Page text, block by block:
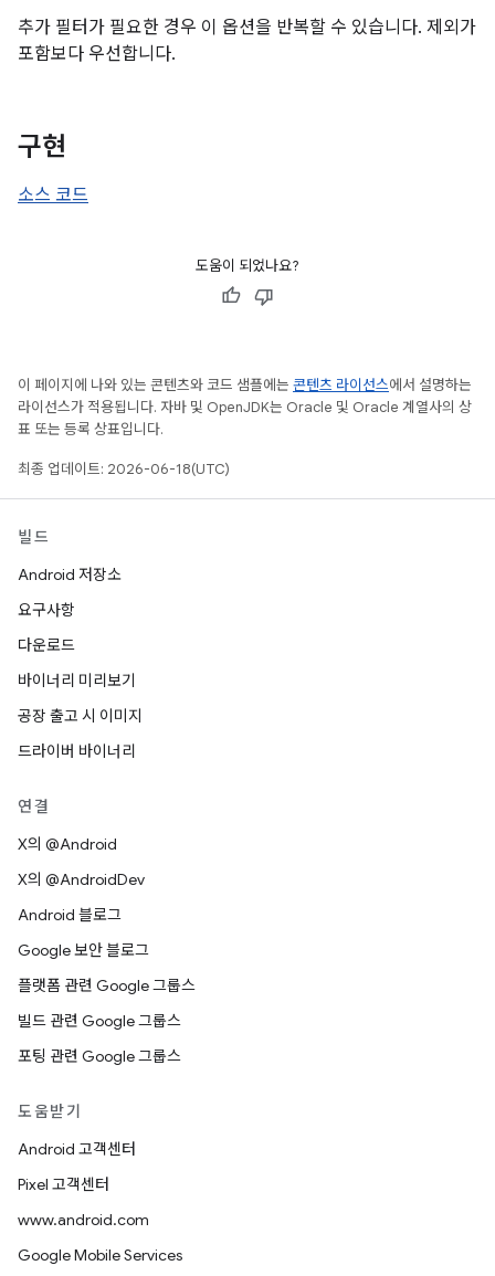
추가 필터가 필요한 경우 이 옵션을 반복할 수 있습니다. 제외가
포함보다 우선합니다.
구현
소스 코드
도움이 되었나요?
이 페이지에 나와 있는 콘텐츠와 코드 샘플에는 콘텐츠 라이선스에서 설명하는
라이선스가 적용됩니다. 자바 및 OpenJDK는 Oracle 및 Oracle 계열사의 상
표 또는 등록 상표입니다.
최종 업데이트: 2026-06-18(UTC)
빌드
Android 저장소
요구사항
다운로드
바이너리 미리보기
공장 출고 시 이미지
드라이버 바이너리
연결
X의 @Android
X의 @AndroidDev
Android 블로그
Google 보안 블로그
플랫폼 관련 Google 그룹스
빌드 관련 Google 그룹스
포팅 관련 Google 그룹스
도움받기
Android 고객센터
Pixel 고객센터
www.android.com
Google Mobile Services